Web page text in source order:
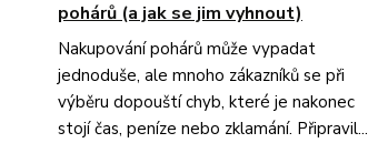
pohárů (a jak se jim vyhnout)
Nakupování pohárů může vypadat
jednoduše, ale mnoho zákazníků se při
výběru dopouští chyb, které je nakonec
stojí čas, peníze nebo zklamání. Připravil...